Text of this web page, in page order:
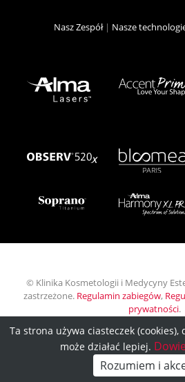
Nasz Zespół| Nasze
© Klinika Kosmetologii i Medycyny
zastrzeżone. Regulamin zabiegów,
prywatności.
Wykonanie:INB
505 114 000
Ta strona używa ciasteczek
może działać lepiej.
Rozumiem i